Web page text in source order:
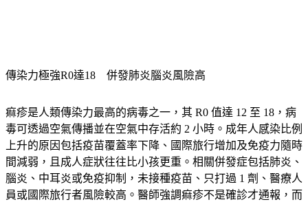
痲疹是人類傳染力最高的病毒之一，其 R0 值達 12 至 18，病
毒可透過空氣傳播並在空氣中存活約 2 小時。成年人感染比例
上升的原因包括疫苗覆蓋率下降、國際旅行增加及免疫力隨時
間減弱，且成人症狀往往比小孩更重。相關併發症包括肺炎、
腦炎、中耳炎或免疫抑制，未接種疫苗、只打過 1 劑、醫療人